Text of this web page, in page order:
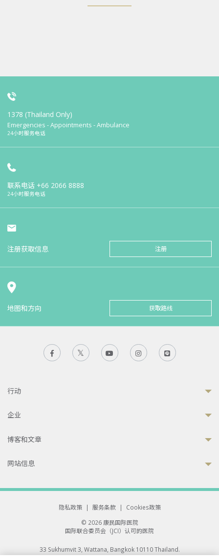
1378 (Thailand Only)
Emergencies - Appointments - Ambulance
24小时服务电话
联系电话 +66 2066 8888
24小时服务电话
注册获取信息 注册
地图和方向 获取路线
行动
企业
博客和文章
网站信息
隐私政策 | 服务条款 |
Cookies政策
© 2026 康民国际医院
国际联合委员会（JCI）认可的医院
33 Sukhumvit 3, Wattana, Bangkok 10110 Thailand.
All rights reserved.